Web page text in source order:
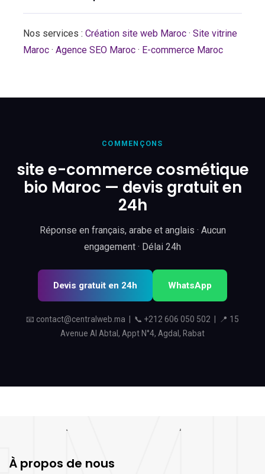
Nos services : Création site web Maroc · Site vitrine
Maroc · Agence SEO Maroc · E-commerce Maroc
COMMENÇONS
site e-commerce cosmétique
bio Maroc — devis gratuit en
24h
Réponse en français, arabe et anglais · Aucun
engagement · Délai 24h
Devis gratuit en 24h WhatsApp
📧 contact@centralweb.ma | 📞 +212 606 050 502 | 📍 15
Avenue Al Abtal, Appt N°4, Agdal, Rabat
À propos de nous